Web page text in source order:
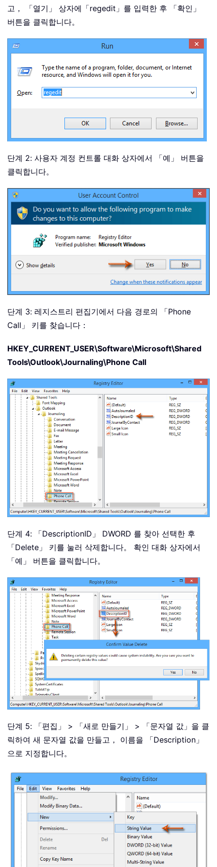
고， 「열기」 상자에 「regedit」 를 입력한 후 「확인」
버튼을 클릭합니다。
단계 2: 사용자 계정 컨트롤 대화 상자에서 「예」 버튼을
클릭합니다。
단계 3: 레지스트리 편집기에서 다음 경로의 「Phone
Call」 키를 찾습니다：
HKEY_CURRENT_USER\Software\Microsoft\Shared
Tools\Outlook\Journaling\Phone Call
단계 4: 「DescriptionID」 DWORD 를 찾아 선택한 후
「Delete」 키를 눌러 삭제합니다。 확인 대화 상자에서
「예」 버튼을 클릭합니다。
단계 5: 「편집」 > 「새로 만들기」 > 「문자열 값」을 클
릭하여 새 문자열 값을 만들고， 이름을 「Description」
으로 지정합니다。